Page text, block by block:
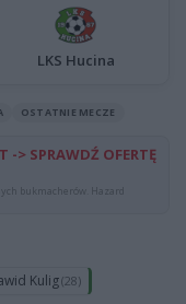
LKS Hucina
OSTATNIE MECZE
-> SPRAWDŹ OFERTĘ
bukmacherów. Hazard
Kulig(28)